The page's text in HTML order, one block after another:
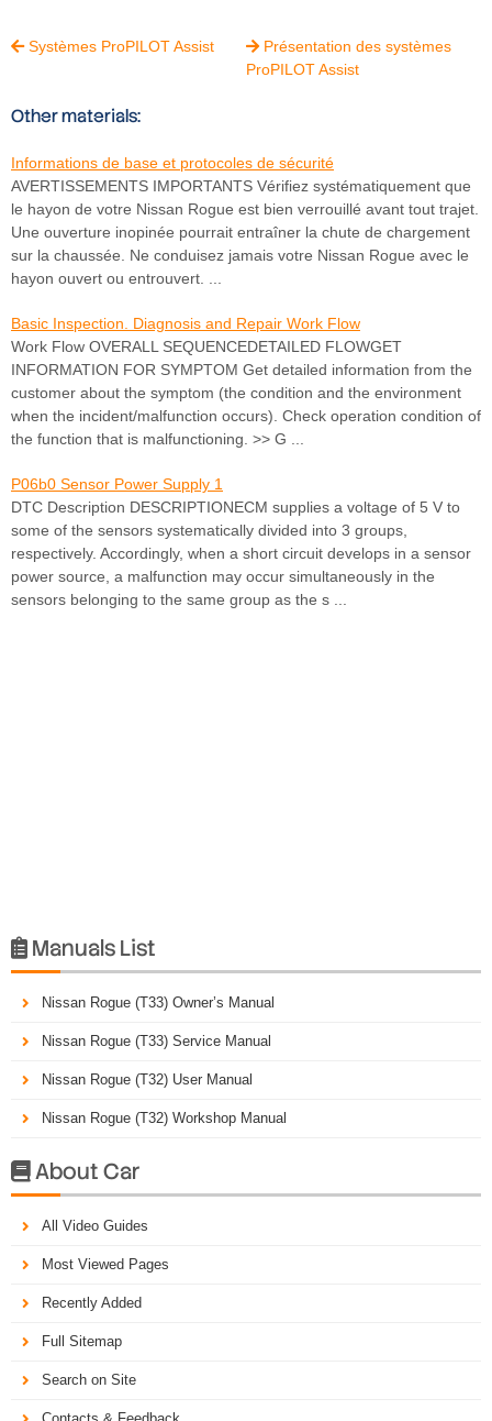
Systèmes ProPILOT Assist  Présentation des systèmes
ProPILOT Assist
Other materials:
Informations de base et protocoles de sécurité
AVERTISSEMENTS IMPORTANTS Vérifiez systématiquement que
le hayon de votre Nissan Rogue est bien verrouillé avant tout trajet.
Une ouverture inopinée pourrait entraîner la chute de chargement
sur la chaussée. Ne conduisez jamais votre Nissan Rogue avec le
hayon ouvert ou entrouvert. ...
Basic Inspection. Diagnosis and Repair Work Flow
Work Flow OVERALL SEQUENCEDETAILED FLOWGET
INFORMATION FOR SYMPTOM Get detailed information from the
customer about the symptom (the condition and the environment
when the incident/malfunction occurs). Check operation condition of
the function that is malfunctioning. >> G ...
P06b0 Sensor Power Supply 1
DTC Description DESCRIPTIONECM supplies a voltage of 5 V to
some of the sensors systematically divided into 3 groups,
respectively. Accordingly, when a short circuit develops in a sensor
power source, a malfunction may occur simultaneously in the
sensors belonging to the same group as the s ...
 Manuals List
Nissan Rogue (T33) Owner’s Manual
Nissan Rogue (T33) Service Manual
Nissan Rogue (T32) User Manual
Nissan Rogue (T32) Workshop Manual
About Car
All Video Guides
Most Viewed Pages
Recently Added
Full Sitemap
Search on Site